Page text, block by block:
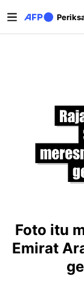
Tab primer
Foto itu
Emirat